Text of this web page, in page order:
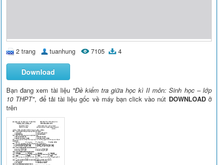
2 trang tuanhung 7105 4
Download
Bạn đang xem tài liệu "Đề kiểm tra giữa học kì II môn: Sinh học – lớp
10 THPT", để tải tài liệu gốc về máy bạn click vào nút DOWNLOADở
trên